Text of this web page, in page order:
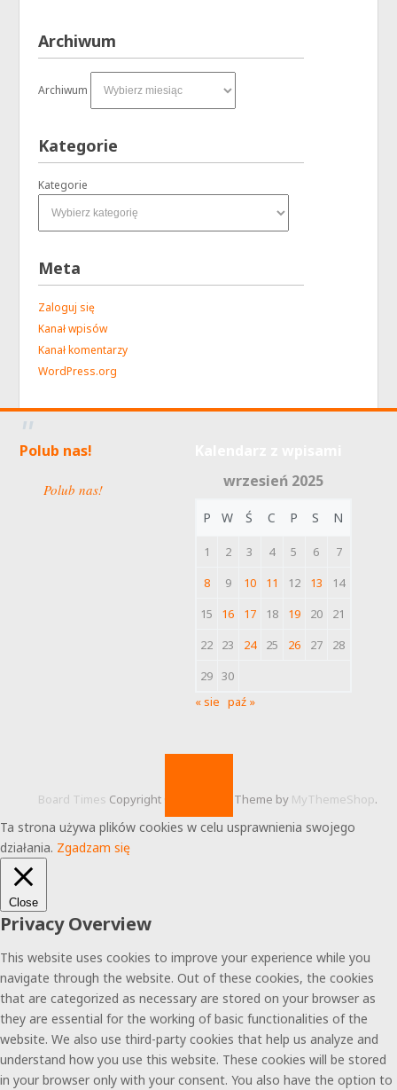
Archiwum
Archiwum
Kategorie
Kategorie
Meta
Zaloguj się
Kanał wpisów
Kanał komentarzy
WordPress.org
Polub nas!
Polub nas!
wrzesień 2025
P W Ś C P S N
1 2 3 4 5 6
7
8
9 10 11 12 13
14
15
16 17 18 19 20
21
22
23 24 25 26 27
28
29 30
« sie paź »
Board Times Copyright © 2026. Theme by MyThemeShop.
Ta strona używa plików cookies w celu usprawnienia swojego
działania. Zgadzam się
Close
Privacy Overview
This website uses cookies to improve your experience while you
navigate through the website. Out of these cookies, the cookies
that are categorized as necessary are stored on your browser as
they are essential for the working of basic functionalities of the
website. We also use third-party cookies that help us analyze and
understand how you use this website. These cookies will be stored
in your browser only with your consent. You also have the option to